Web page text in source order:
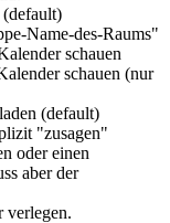
Name-des-Raums"
schauen
schauen (nur
(default)
"zusagen"
oder einen
aber der
verlegen.